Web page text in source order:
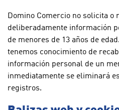
Domino Comercio no solicita o
deliberadamente información
de menores de 13 años de
tenemos conocimiento de
información personal de un
inmediatamente se eliminará
registros.